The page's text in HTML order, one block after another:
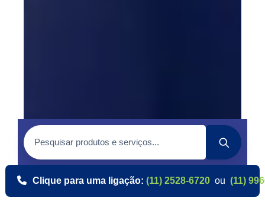
Clique para uma ligação: (11) 2528-6720 ou (11)